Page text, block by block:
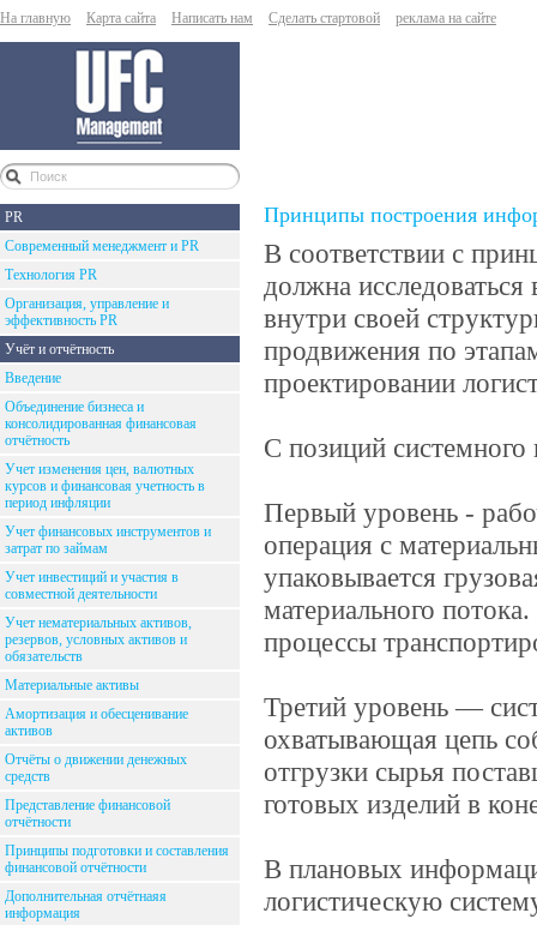
На главную Карта сайта Написать нам Сделать стартовой реклама на сайте
PR
Современный менеджмент и PR
Технология PR
Организация, управление и
эффективность PR
Учёт и отчётность
Введение
Объединение бизнеса и
консолидированная финансовая
отчётность
Учет изменения цен, валютных
курсов и финансовая учетность в
период инфляции
Учет финансовых инструментов и
затрат по займам
Учет инвестиций и участия в
совместной деятельности
Учет нематериальных активов,
резервов, условных активов и
обязательств
Материальные активы
Амортизация и обесценивание
активов
Отчёты о движении денежных
средств
Представление финансовой
отчётности
Принципы подготовки и составления
финансовой отчётности
Дополнительная отчётнаяя
информация
Принципы построения
В соответствии с
должна
внутри своей
продвижения по
проектировании
С позиций
Первый уровень -
операция с
упаковывается
материального
процессы
Третий уровень —
охватывающая цепь
отгрузки сырья
готовых изделий в
В плановых
логистическую